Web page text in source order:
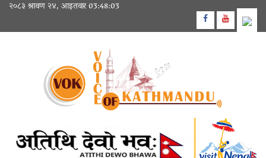
Skip
content
२०८३ श्रावण २४, आइतवार03:48:03
Facebook
Youtube